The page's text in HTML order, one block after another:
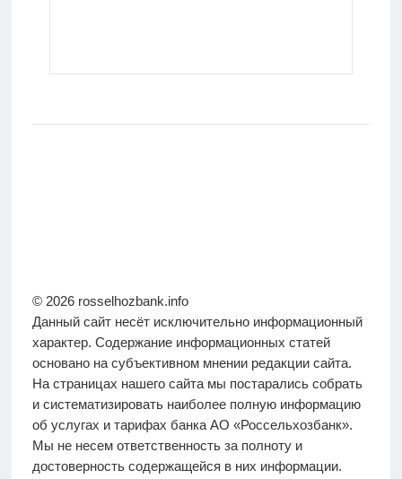
© 2026 rosselhozbank.info
Данный сайт несёт исключительно информационный
характер. Содержание информационных статей
основано на субъективном мнении редакции сайта.
На страницах нашего сайта мы постарались собрать
и систематизировать наиболее полную информацию
об услугах и тарифах банка АО «Россельхозбанк».
Мы не несем ответственность за полноту и
достоверность содержащейся в них информации.